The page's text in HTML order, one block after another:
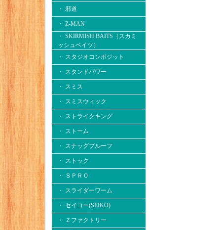
・ 邪道
・ Z-MAN
・ SKIRMISH BAITS（スカミ
ッシュベイツ）
・ スタジオコンポジット
・ スタンドパワー
・ スミス
・ スミスウィック
・ ストライクキング
・ ストーム
・ スナッグプルーフ
・ ストック
・ ＳＰＲＯ
・ スライダーワーム
・ セイコー(SEIKO)
・ Ｚファクトリー